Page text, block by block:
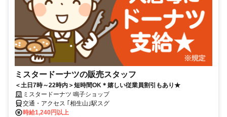
ミスタードーナツの販売スタッフ
＜土日7時～22時内＞短時間OK＊嬉しい従業員割引もあり★
ミスタードーナツ 鳴子ショップ
交通・アクセス ｢相生山｣駅スグ
時給1,240円以上